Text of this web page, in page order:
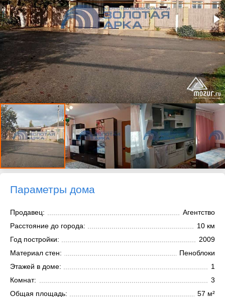
Параметры дома
Продавец:
Агентство
Расстояние до города:
10 км
Год постройки:
2009
Материал стен:
Пеноблоки
Этажей в доме:
1
Комнат:
3
Общая площадь:
57 м²